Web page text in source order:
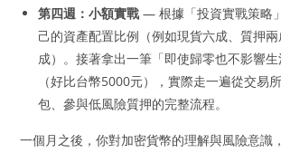
第四週：小額實戰 — 根據「投資實戰策略
己的資產配置比例（例如現貨六成、質押
成）。接著拿出一筆「即使歸零也不影響
（好比台幣5000元），實際走一遍從交易
包、參與低風險質押的完整流程。
一個月之後，你對加密貨幣的理解與風險意識